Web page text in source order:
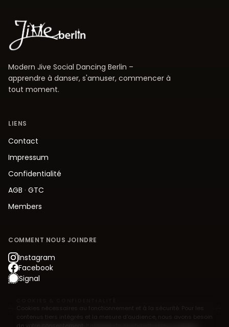
Modern Jive Social Dancing Berlin –
apprendre à danser, s'amuser, commencer à
tout moment.
LIENS
Contact
Impressum
Confidentialité
AGB · GTC
Members
COMMENT NOUS JOINDRE
Instagram
Facebook
Signal
Cookies nécessaires au fonctionnement et à la sécurité. Pour les
contenus tiers intégrés et la mesure d'audience, nous avons besoin